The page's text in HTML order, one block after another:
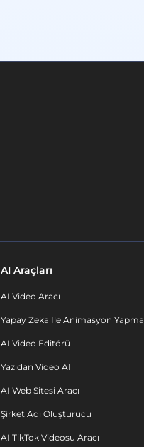
AI Araçları
AI Video Aracı
Yapay Zeka Ile Animasyon Yapma
AI Video Editörü
Yazıdan Video AI
AI Web Sitesi Aracı
Şirket Adı Oluşturucu
AI TikTok Videosu Aracı